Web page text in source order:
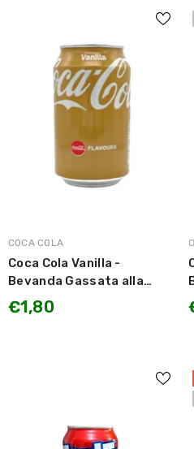
MARCA:
COCA COLA
Coca Cola Vanilla -
Bevanda Gassata alla
Vaniglia 330ml
€1,80